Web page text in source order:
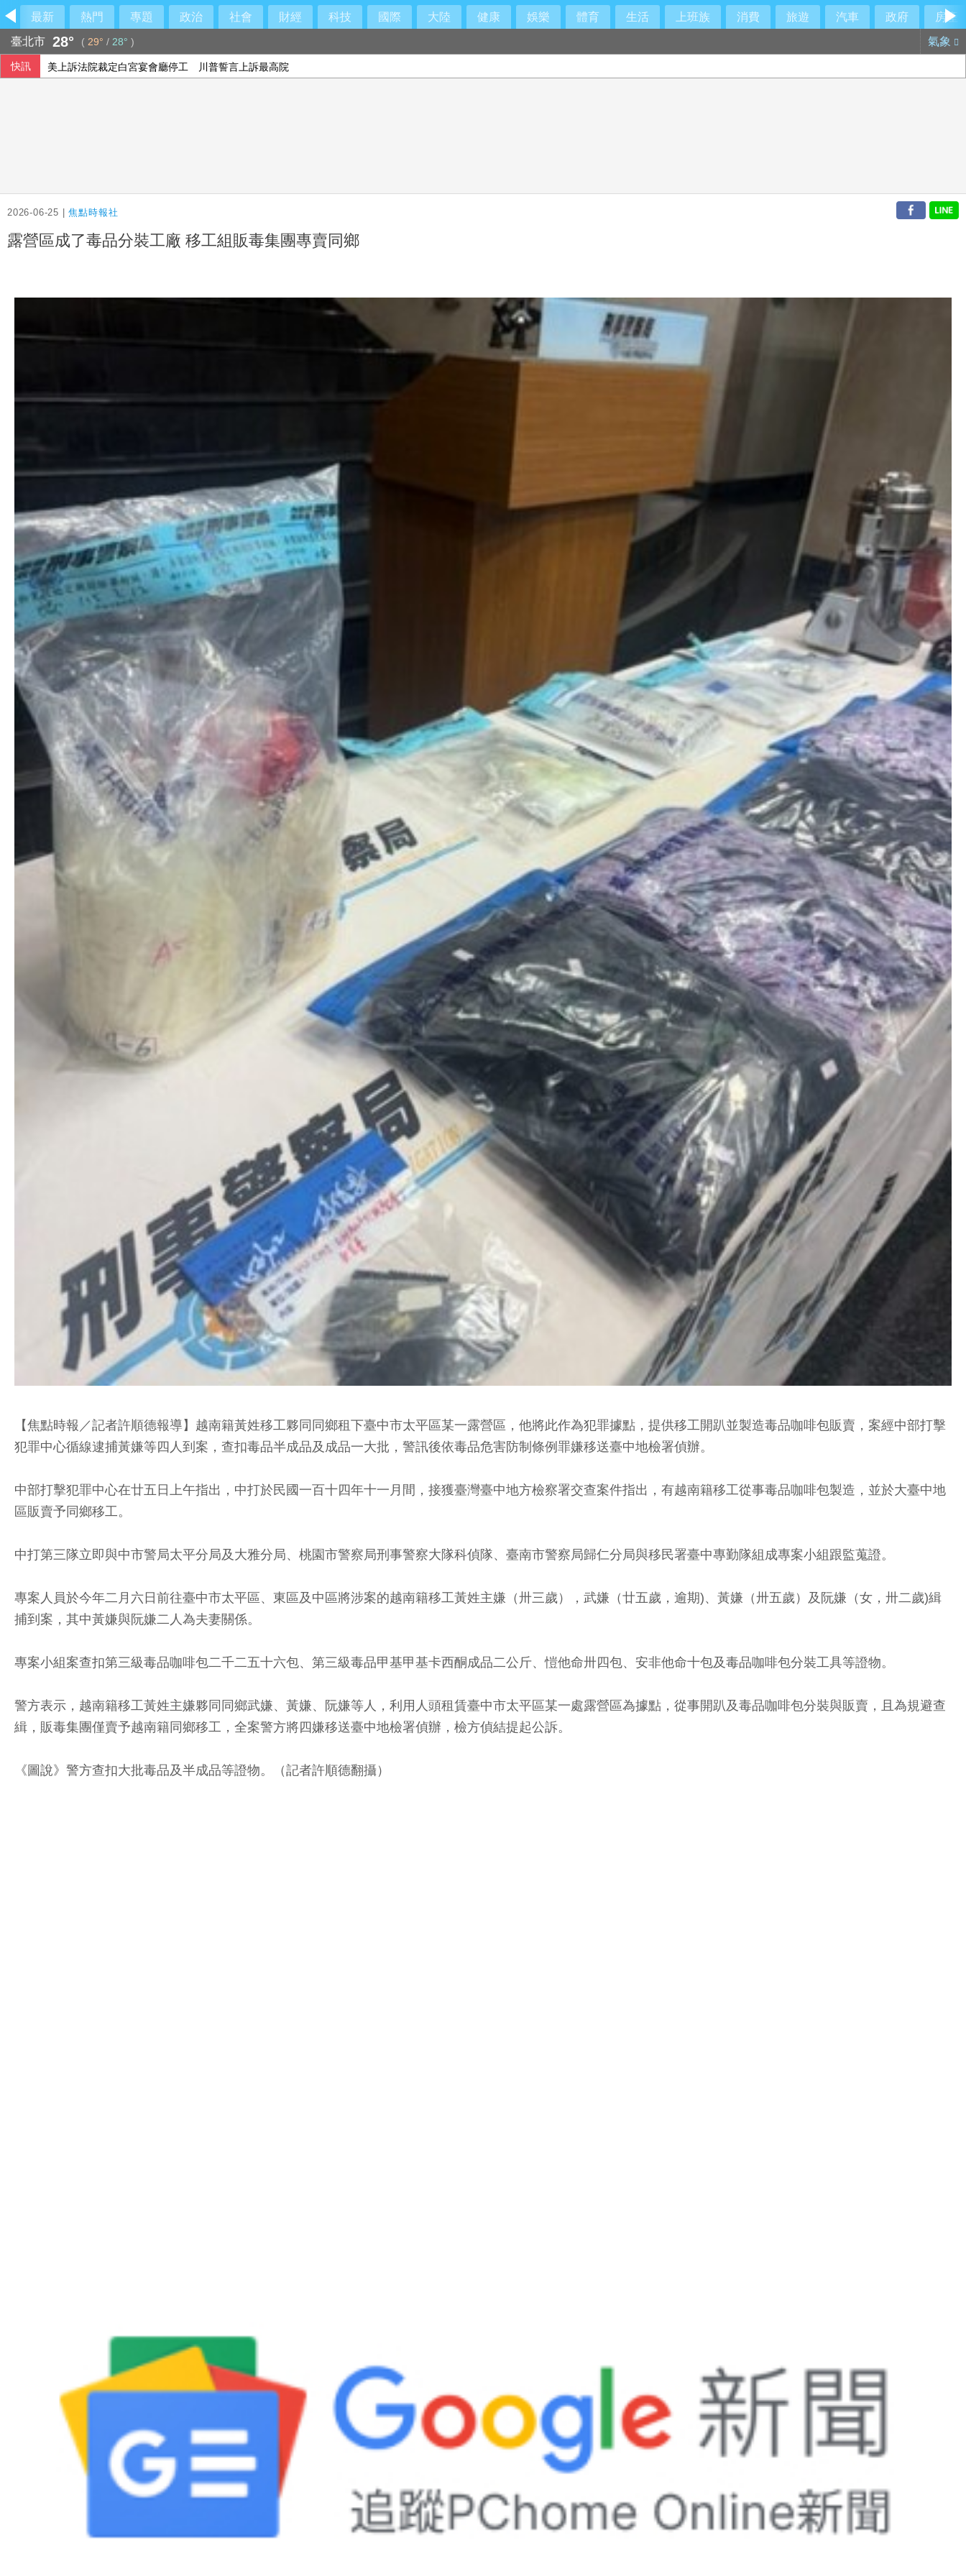
最新 熱門 專題 政治 社會 財經 科技 國際 大陸 健康 娛樂 體育 生活 上班族 消費 旅遊 汽車 政府
房產
臺北市 28° ( 29° / 28° ) 氣象
快訊 美上訴法院裁定白宮宴會廳停工 川普誓言上訴最高院
2026-06-25 |焦點時報社
露營區成了毒品分裝工廠 移工組販毒集團專賣同鄉
【焦點時報／記者許順德報導】越南籍黃姓移工夥同同鄉租下臺中市太平區某一露營區，他將此作為犯罪據點，提供移工開趴並製造毒品咖啡包販賣，案經中部打擊
犯罪中心循線逮捕黃嫌等四人到案，查扣毒品半成品及成品一大批，警訊後依毒品危害防制條例罪嫌移送臺中地檢署偵辦。
中部打擊犯罪中心在廿五日上午指出，中打於民國一百十四年十一月間，接獲臺灣臺中地方檢察署交查案件指出，有越南籍移工從事毒品咖啡包製造，並於大臺中地
區販賣予同鄉移工。
中打第三隊立即與中市警局太平分局及大雅分局、桃園市警察局刑事警察大隊科偵隊、臺南市警察局歸仁分局與移民署臺中專勤隊組成專案小組跟監蒐證。
專案人員於今年二月六日前往臺中市太平區、東區及中區將涉案的越南籍移工黃姓主嫌（卅三歲），武嫌（廿五歲，逾期)、黃嫌（卅五歲）及阮嫌（女，卅二歲)緝
捕到案，其中黃嫌與阮嫌二人為夫妻關係。
專案小組案查扣第三級毒品咖啡包二千二五十六包、第三級毒品甲基甲基卡西酮成品二公斤、愷他命卅四包、安非他命十包及毒品咖啡包分裝工具等證物。
警方表示，越南籍移工黃姓主嫌夥同同鄉武嫌、黃嫌、阮嫌等人，利用人頭租賃臺中市太平區某一處露營區為據點，從事開趴及毒品咖啡包分裝與販賣，且為規避查
緝，販毒集團僅賣予越南籍同鄉移工，全案警方將四嫌移送臺中地檢署偵辦，檢方偵結提起公訴。
《圖說》警方查扣大批毒品及半成品等證物。（記者許順德翻攝）